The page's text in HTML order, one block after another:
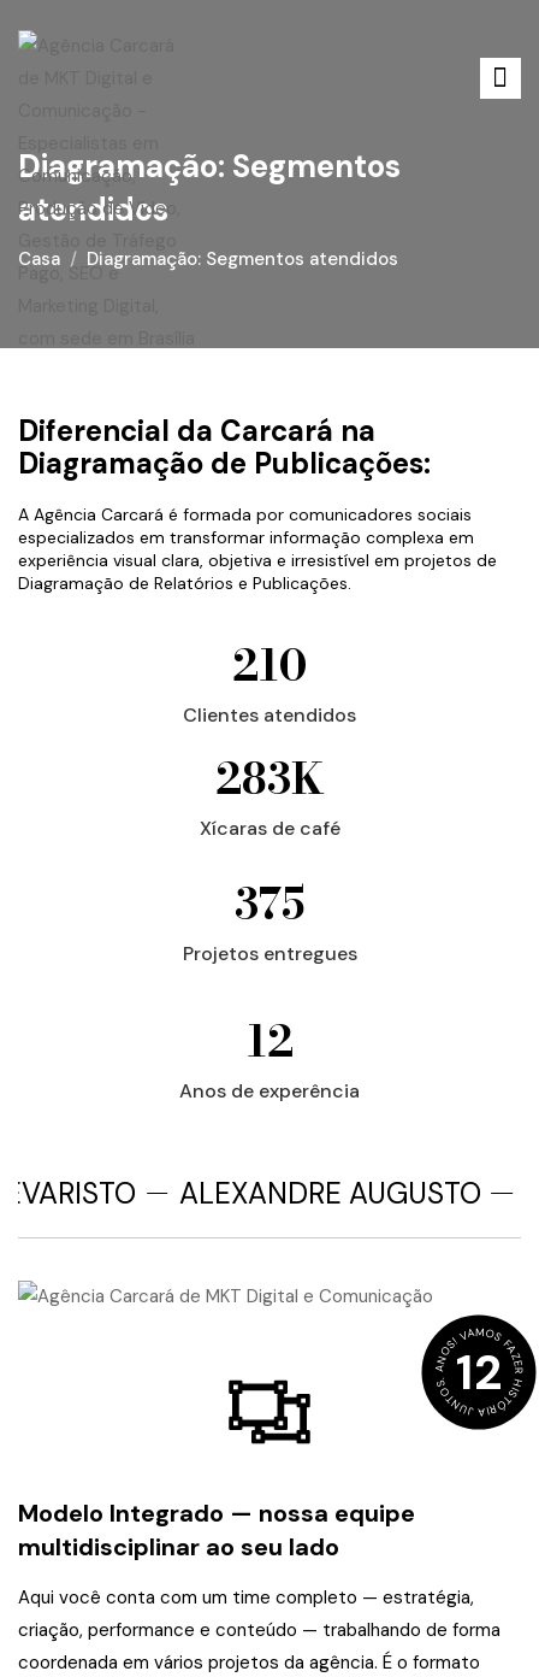
Diagramação: Segmentos
atendidos
Casa Diagramação: Segmentos atendidos
Diferencial da Carcará na
Diagramação de Publicações:
A Agência Carcará é formada por comunicadores sociais
especializados em transformar informação complexa em
experiência visual clara, objetiva e irresistível em projetos de
Diagramação de Relatórios e Publicações.
210
Clientes atendidos
283K
Xícaras de café
375
Projetos entregues
12
Anos de experência
ALEXANDRE AUGUSTO
12
ANOS! VAMOS FAZER HISTÓRIA JUNTOS.
Modelo Integrado — nossa equipe
multidisciplinar ao seu lado
Aqui você conta com um time completo — estratégia,
criação, performance e conteúdo — trabalhando de forma
coordenada em vários projetos da agência. É o formato